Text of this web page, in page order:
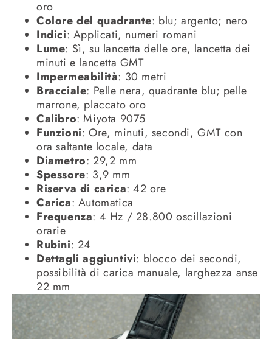
oro
Colore del quadrante: blu; argento; nero
Indici: Applicati, numeri romani
Lume: Sì, su lancetta delle ore, lancetta dei
minuti e lancetta GMT
Impermeabilità: 30 metri
Bracciale: Pelle nera, quadrante blu; pelle
marrone, placcato oro
Calibro: Miyota 9075
Funzioni: Ore, minuti, secondi, GMT con
ora saltante locale, data
Diametro: 29,2 mm
Spessore: 3,9 mm
Riserva di carica: 42 ore
Carica: Automatica
Frequenza: 4 Hz / 28.800 oscillazioni
orarie
Rubini: 24
Dettagli aggiuntivi: blocco dei secondi,
possibilità di carica manuale, larghezza anse
22 mm